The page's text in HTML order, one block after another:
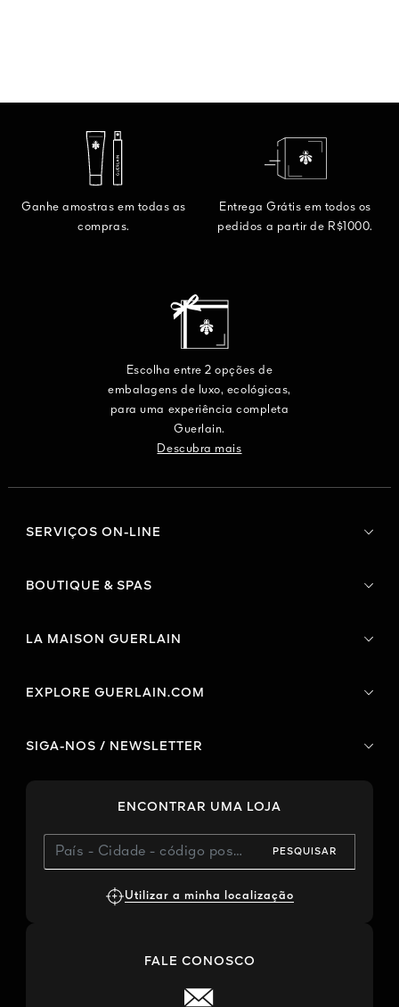
Ganhe amostras em todas as
compras.
Entrega Grátis em todos os
pedidos a partir de R$1000.
Escolha entre 2 opções de
embalagens de luxo, ecológicas,
para uma experiência completa
Guerlain.
Descubra mais
SERVIÇOS ON-LINE
BOUTIQUE & SPAS
LA MAISON GUERLAIN
EXPLORE GUERLAIN.COM
SIGA-NOS / NEWSLETTER
ENCONTRAR UMA LOJA
PESQUISAR
Utilizar a minha localização
FALE CONOSCO